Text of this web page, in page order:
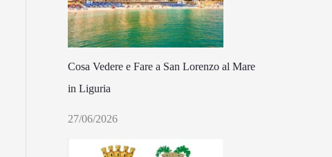
Cosa Vedere e Fare a San Lorenzo al Mare
in Liguria
27/06/2026